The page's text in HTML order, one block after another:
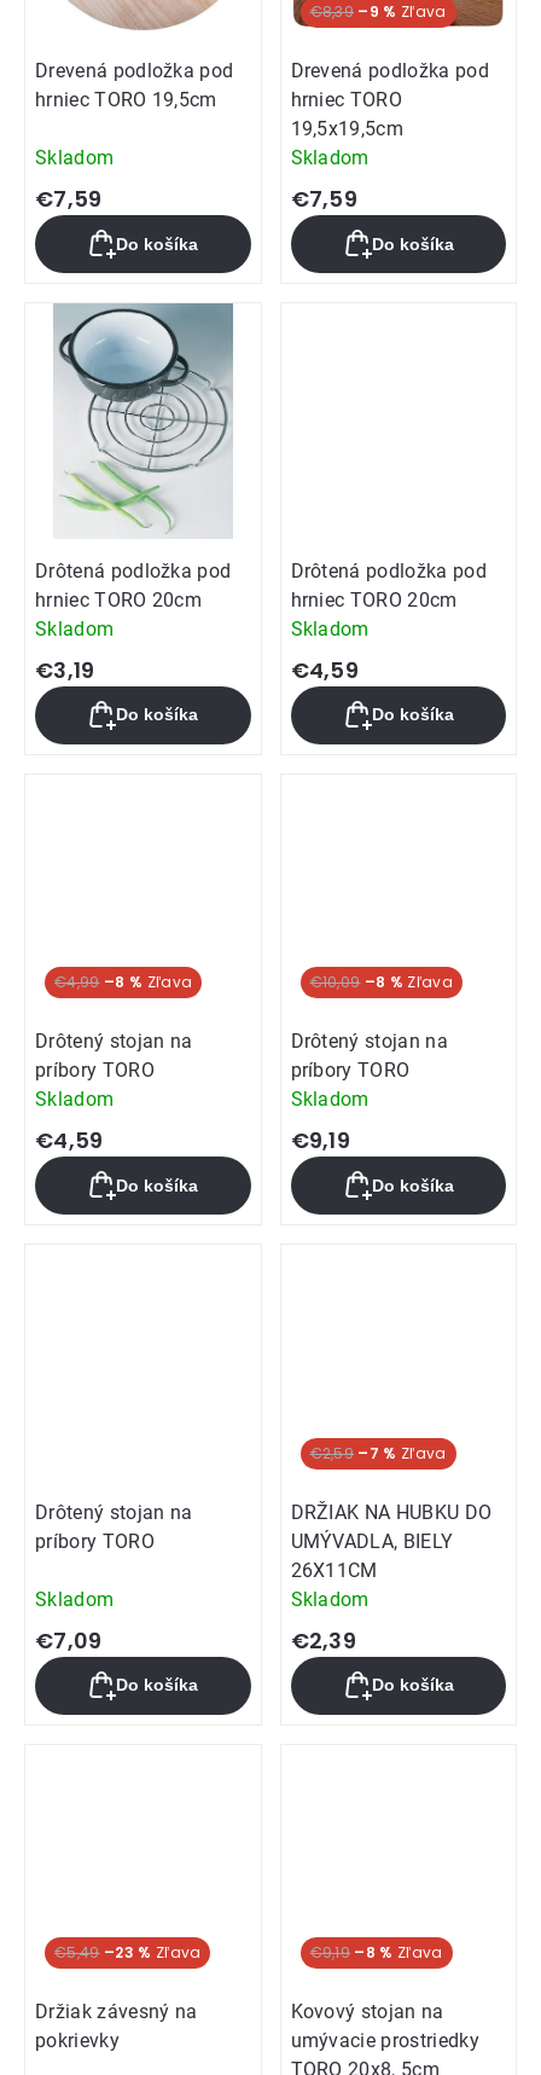
Drevená podložka pod
hrniec TORO 19,5cm
Skladom
€7,59
Do košíka
€8,39 –9 %
Drevená podložka pod
hrniec TORO
19,5x19,5cm
Skladom
€7,59
Do košíka
Drôtená podložka pod
hrniec TORO 20cm
Skladom
€3,19
Do košíka
Drôtená podložka pod
hrniec TORO 20cm
Skladom
€4,59
Do košíka
€4,99 –8 %
Drôtený stojan na
príbory TORO
Skladom
€4,59
Do košíka
€10,09 –8 %
Drôtený stojan na
príbory TORO
Skladom
€9,19
Do košíka
Drôtený stojan na
príbory TORO
Skladom
€7,09
Do košíka
€2,59 –7 %
DRŽIAK NA HUBKU DO
UMÝVADLA, BIELY
26X11CM
Skladom
€2,39
Do košíka
€5,49 –23 %
Držiak závesný na
pokrievky
€9,19 –8 %
Kovový stojan na
umývacie prostriedky
TORO 20x8, 5cm